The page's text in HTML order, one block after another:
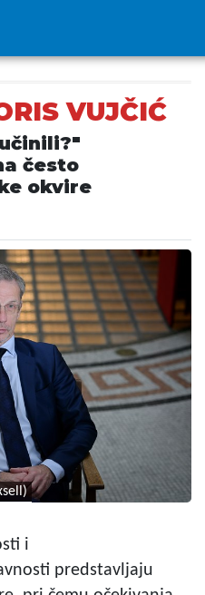
VUJČIĆ
često
okvire
i
predstavljaju